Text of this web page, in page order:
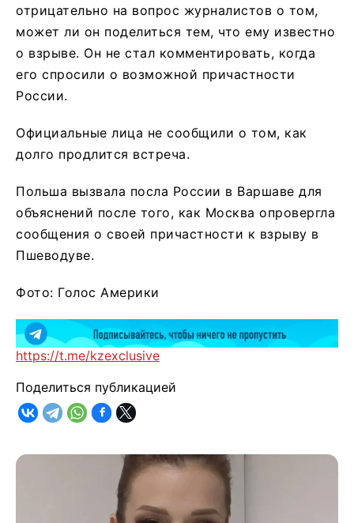
отрицательно на вопрос журналистов о том,
может ли он поделиться тем, что ему известно
о взрыве. Он не стал комментировать, когда
его спросили о возможной причастности
России.
Официальные лица не сообщили о том, как
долго продлится встреча.
Польша вызвала посла России в Варшаве для
объяснений после того, как Москва опровергла
сообщения о своей причастности к взрыву в
Пшеводуве.
Фото: Голос Америки
https://t.me/kzexclusive
Поделиться публикацией